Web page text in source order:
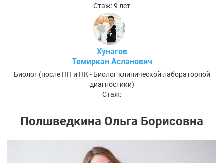
Стаж: 9 лет
Хунагов
Темиркан Асланович
Биолог (после ПП и ПК - Биолог клинической лабораторной
диагностики)
Стаж:
Полшведкина Ольга Борисовна